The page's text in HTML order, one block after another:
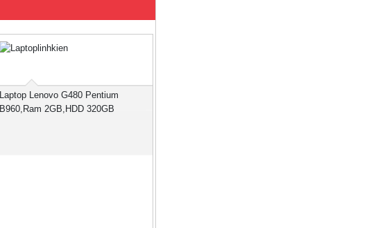
Laptop Lenovo G480 Pentium
B960,Ram 2GB,HDD 320GB